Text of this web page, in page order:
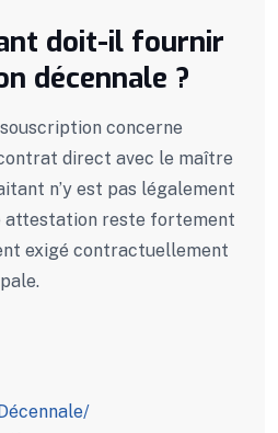
doit-il fournir
décennale ?
concerne
direct avec le maître
n’y est pas légalement
attestation reste fortement
exigé contractuellement